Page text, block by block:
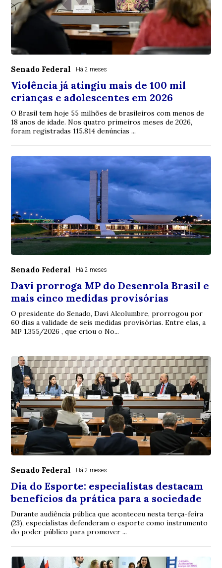
Senado Federal Há 2 meses
Violência já atingiu mais de 100 mil
crianças e adolescentes em 2026
O Brasil tem hoje 55 milhões de brasileiros com menos de
18 anos de idade. Nos quatro primeiros meses de 2026,
foram registradas 115.814 denúncias ...
Senado Federal Há 2 meses
Davi prorroga MP do Desenrola Brasil e
mais cinco medidas provisórias
O presidente do Senado, Davi Alcolumbre, prorrogou por
60 dias a validade de seis medidas provisórias. Entre elas, a
MP 1.355/2026 , que criou o No...
Senado Federal Há 2 meses
Dia do Esporte: especialistas destacam
benefícios da prática para a sociedade
Durante audiência pública que aconteceu nesta terça-feira
(23), especialistas defenderam o esporte como instrumento
do poder público para promover ...